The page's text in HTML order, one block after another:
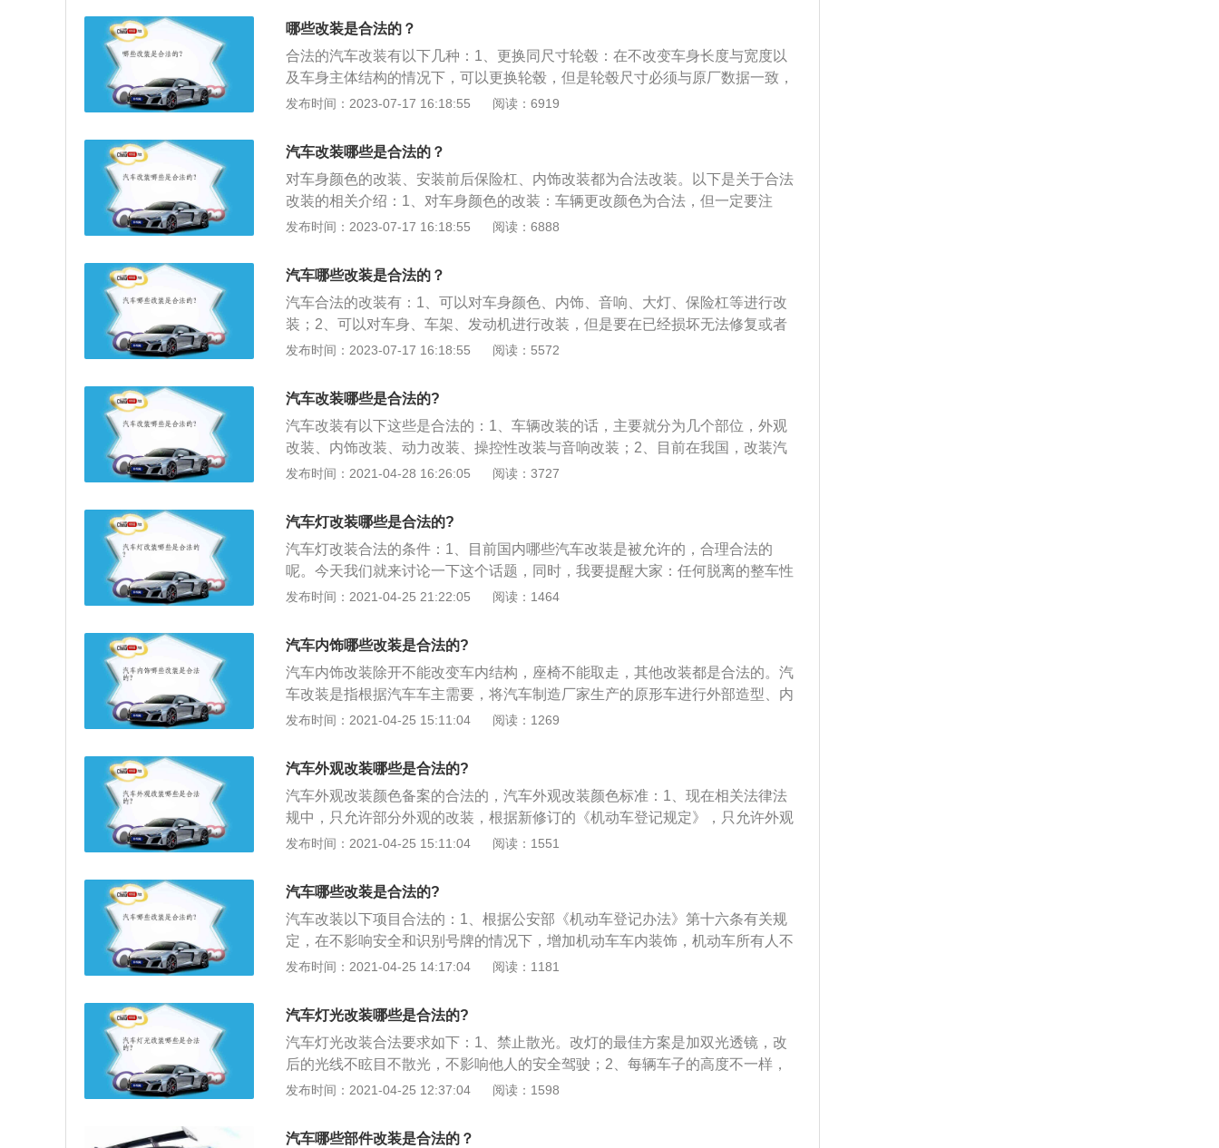
性改装是不会有问题的。根据《机动车登记规定》第十六条，已注册登记的机动
车有下列情形之一的，机动车所有人应当向登记地车辆管理所申请变更登记：
（一）改变车身颜色的；（二）更换发动机的；（三）更换车身或者车架的；
（四）因质量问题更换整车的；（五）机动车登记的使用性质改变的；（六）机
项规定的变更事项的，机动车所有人应当在变更后十日内向车辆管理所申请变更
登记。《中华人民共和国道路交通安全法实施条例》第五十四条机动车载物不得
超过机动车行驶证上核定的载质量，装载长度、宽度不得超出车厢，并应当遵守
下列规定：(一)重型、中型载货汽车，半挂车载物，高度从地面起不得超过4米，
载运集装箱的车辆不得超过4.2米；(二)其他载货的机动车载物，高度从地面起不
0.2米。两轮摩托车载物宽度左右各不得超出车把0.15米；三轮摩托车载物宽度不
得超过车身。载客汽车除车身外部的行李架和内置的行李箱外，不得载货。载客
汽车行李架载货，从车顶起高度不得超过0.5米，从地面起高度不得超过4米。
的。
者个人不得拼装机动车或者擅自改变机动车已登的结构、构造或者特征。车辆的
结构包括车身颜色、长、宽、高四个硬性的标准和发动机的相关技术参数。
哪些改装是合法的？
合法的汽车改装有以下几种：1、更换同尺寸轮毂：在不改变车身长度与宽度以
及车身主体结构的情况下，可以更换轮毂，但是轮毂尺寸必须与原厂数据一致，
且不能外抛出叶子板以外。2、车身改色：国家法律允许个人更改车身颜色，不
不能改成公务类专属颜色（警车、消防车、救护车等），更不能改成镜面反光
或“变色龙”。3、加装车顶行李架：所安装的行李架不能改变车身长度、宽度以及
车身主体结构，同时行李架的高度不能超过30cm，并且要牢固可靠。4、加装脚
踏板：可改装脚踏板，但是不能改变车身长度、宽度与车身主体结构。5、换装
中网、保险杠：在不改变车辆长度、宽度的情况下，允许车辆更换中网或保险
要高很多，比如换装碳纤维的饰板、翻毛皮材质的方向盘，或者音响改装、真皮
座椅加装等。7、改装大灯：只要不改颜色，色温在6000K以下，加上双光透镜没
有散光问题，不会影响对面司机行车安全，就是合法的改装，完全可以通过年
围内升级刹车系统，除了提升外观美观程度以外，还可以大大缩减刹车距离，改
发布时间：2023-07-17 16:18:55 阅读：6919
汽车改装哪些是合法的？
对车身颜色的改装、安装前后保险杠、内饰改装都为合法改装。以下是关于合法
改装的相关介绍：1、对车身颜色的改装：车辆更改颜色为合法，但一定要注
意，改色不能改成与部队用车、市政用车、消防车、以及工程抢险专用车的颜
改成喜欢的颜色，只要符合规定，按时去处理登记。2、安装前后保险杠：相关
规定显示，在不影响车牌识别和行车安全的情况下，小型汽车可以加装防撞装
置。要注意，这里说的是小型私家车，不是什么大型客运之类的哦！这个加装保
险杠的环节不像改色那样需要去车管所登记备案，但是千万不能改得太夸张，突
出部位影响前车或后车行驶，出事故自身车辆承担全责，保险都不带赔。3、内
座椅内饰颜色等。不能将车内的座椅进行拆卸，其内部的结构也不能改变。
发布时间：2023-07-17 16:18:55 阅读：6888
汽车哪些改装是合法的？
汽车合法的改装有：1、可以对车身颜色、内饰、音响、大灯、保险杠等进行改
装；2、可以对车身、车架、发动机进行改装，但是要在已经损坏无法修复或者
存在质量问题的前提下才能够进行。申请汽车变更时需同时出具修理厂的证明及
审批后是可行的，但对升高底盘等提升汽车越野性能的改装是不允许的。年审中
一旦发现违规改装，必须恢复原状。
发布时间：2023-07-17 16:18:55 阅读：5572
汽车改装哪些是合法的?
汽车改装有以下这些是合法的：1、车辆改装的话，主要就分为几个部位，外观
改装、内饰改装、动力改装、操控性改装与音响改装；2、目前在我国，改装汽
车一般有两种情况：一是指专门生产改装汽车的厂家，用国家鉴定合格的发动
车，为了某种使用目的，在原车总成的基础上，作一些技术改造。平常所说的改
装车多指后者；3、已领牌照汽车进行改装时，应向登记车管所申报，经审查同
意后，方可改装。改装后经车管所检验合格，办理改装变更手续。可以对车身颜
色、发动机、燃料种类、车架号码等进行改装，但有三种颜色属于特种车专用颜
色，不能使用；
发布时间：2021-04-28 16:26:05 阅读：3727
汽车灯改装哪些是合法的?
汽车灯改装合法的条件：1、目前国内哪些汽车改装是被允许的，合理合法的
呢。今天我们就来讨论一下这个话题，同时，我要提醒大家：任何脱离的整车性
能完整性或不顾及安全性的改装都是不合法的。以下先说两点；2、改装车通过
年检贴标也会放行，并不会没收。3、可以对车身颜色、发动机、燃料种类、车
架号码等进行改装，但有三种颜色属于特种车专用颜色，不能使用。红色为消防
专用，黄色为工程抢险专用，上白下蓝为国家行政执法专用。而对车身、车架、
发动机的变更，要在已经损坏无法修复或者存在质量问题的前提下才能够进行。
申请变更时，须同时出具修理厂的证明及更换发动机、车身或者车架的来历凭
发布时间：2021-04-25 21:22:05 阅读：1464
汽车内饰哪些改装是合法的?
汽车内饰改装除开不能改变车内结构，座椅不能取走，其他改装都是合法的。汽
车改装是指根据汽车车主需要，将汽车制造厂家生产的原形车进行外部造型、内
部造型以及机械性能的改动，主要包括车身改装和动力改装两种。以下是汽车改
码等进行改装。而对车身、车架、发动机的变更，要在已经损坏无法修复或者存
在质量问题的前提下才能够进行。申请变更时，须同时出具修理厂的证明及更换
发动机、车身或者车架的来历凭证；2、更换前保险杠经过审批后是可行的，但
对升高底盘等提升汽车越野性能的改装是不允许的。年审中一旦发现违规改装，
必须恢复原状；3、加宽轮胎，对进气系统、排气系统等等进行改装，这些改装
格、改装进气系统、排气系统都不是国家允许的变更项目。
发布时间：2021-04-25 15:11:04 阅读：1269
汽车外观改装哪些是合法的?
汽车外观改装颜色备案的合法的，汽车外观改装颜色标准：1、现在相关法律法
规中，只允许部分外观的改装，根据新修订的《机动车登记规定》，只允许外观
的颜色变更，其他外观不允许，所以汽车外观在颜色方面的改装是合法的，但是
彩绘、车标、前后杠、大包围、高尾翼、开孔发动机盖、窗边晴雨挡、HID氙气
大灯、前大灯装饰板、前后透视镜、降低车身等；3、贴花彩绘不能超过车身面
积百分之三十，汽车贴纸不得影响安全驾驶，内容须健康向上，汽车贴纸不可以
采用特种车辆专用颜色，汽车改装可以对车身颜色、发动机、燃料种类、车架号
码等进行改装，但有三种颜色属于特种车专用颜色，不能使用。
发布时间：2021-04-25 15:11:04 阅读：1551
汽车哪些改装是合法的?
汽车改装以下项目合法的：1、根据公安部《机动车登记办法》第十六条有关规
定，在不影响安全和识别号牌的情况下，增加机动车车内装饰，机动车所有人不
需要办理变更登记；2、根据公安部《机动车登记办法》第十条有关规定，改变
部《机动车登记办法》第十六条有关规定，在不影响安全和识别号牌的情况下，
小型、微型载客汽车加装前后防撞装置，机动车所有人不需要办理变更登记。
发布时间：2021-04-25 14:17:04 阅读：1181
汽车灯光改装哪些是合法的?
汽车灯光改装合法要求如下：1、禁止散光。改灯的最佳方案是加双光透镜，改
后的光线不眩目不散光，不影响他人的安全驾驶；2、每辆车子的高度不一样，
所以要调好灯光角度，避免影响他人安全驾驶；3、近光不低于1050流明，远光
D；5、要求色温不高于6000K，不然年检设备无法检测到灯光。
发布时间：2021-04-25 12:37:04 阅读：1598
汽车哪些部件改装是合法的？